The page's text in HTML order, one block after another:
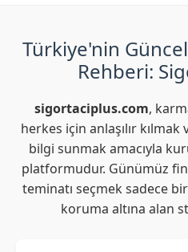
Türkiye'nin
Rehberi:
sigortaciplus.com,
herkes için anlaşılır
bilgi sunmak amacıyla
platformudur. Günümüz
teminatı seçmek sadece
koruma altına alan